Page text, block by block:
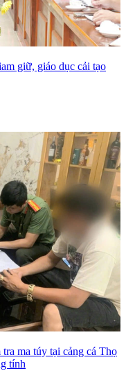
giữ, giáo dục cải tạo
ma túy tại cảng cá Thọ
tính